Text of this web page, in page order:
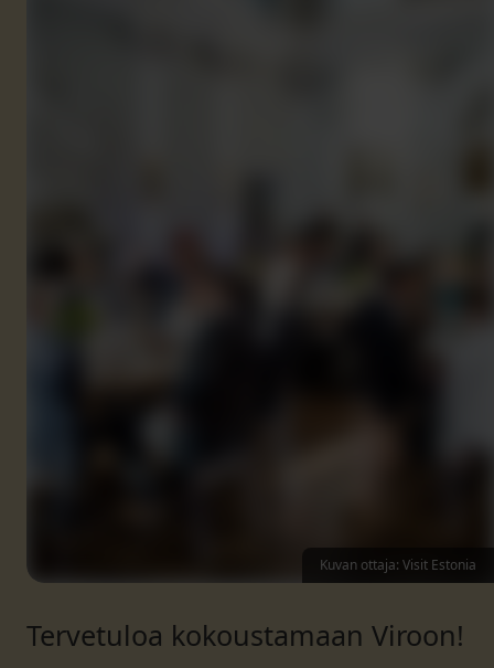
Tervetuloa kokoustamaan Viroon!
Kuvan ottaja: Visit Estonia